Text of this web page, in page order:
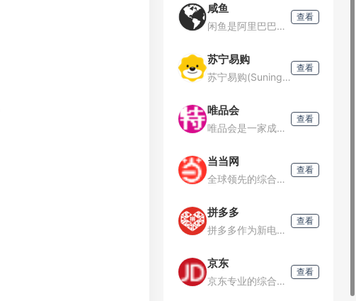
咸鱼
闲鱼是阿里巴巴集团旗下的一款闲置交易APP客户端，自成立以来，已经成为国内最大的闲置交易社区。闲鱼不仅是一个交易平台，更是一个基于新生活方式的社区，让用户可以在这里分享物品、时间、技能和经验。平台特色
查看
苏宁易购
苏宁易购(Suning.com)-线上线下深度融合的零售平台,商品涵盖家电、手机、电脑、超市、母婴、百货、海外购等品类。换新到苏宁省钱更省心！五重补贴买贵就赔多重保障一站换新。正品行货、全国联保、可门
查看
唯品会
唯品会是一家成立于2008年的中国领先的在线品牌折扣零售商。唯品会开创了“名牌折扣+限时抢购+正品保障”的创新电商模式，并持续深化为“精选品牌+深度折扣+限时抢购”的正品特卖模式，这一模式被形象地誉为
查看
当当网
全球领先的综合性网上购物中心。超过100万种商品在线热销！图书、童书、绘本、中小学教辅、文学小说、音像、母婴、家居、服装、鞋包等几十大类，正版保证，低至2折（自营图书满49元免运费。当当网一贯秉承提升
查看
拼多多
拼多多作为新电商开创者，致力于将娱乐社交的元素融入电商运营中，通过“社交+电商”的模式，让更多的用户带着乐趣分享实惠，享受全新的共享式购物体验。
查看
京东
京东专业的综合网上购物商城，为您提供正品低价的购物选择、优质便捷的服务体验。商品来自全球数十万品牌商家，囊括家电、手机、电脑、服装、居家、母婴、美妆、个护、食品、生鲜等丰富品类，满足各种购物需求。
查看